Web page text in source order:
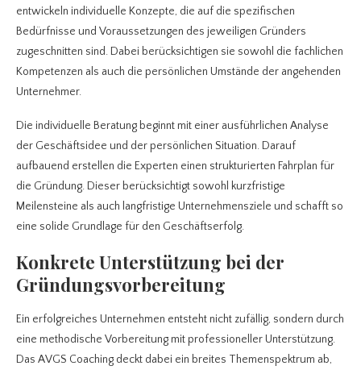
entwickeln individuelle Konzepte, die auf die spezifischen
Bedürfnisse und Voraussetzungen des jeweiligen Gründers
zugeschnitten sind. Dabei berücksichtigen sie sowohl die fachlichen
Kompetenzen als auch die persönlichen Umstände der angehenden
Unternehmer.
Die individuelle Beratung beginnt mit einer ausführlichen Analyse
der Geschäftsidee und der persönlichen Situation. Darauf
aufbauend erstellen die Experten einen strukturierten Fahrplan für
die Gründung. Dieser berücksichtigt sowohl kurzfristige
Meilensteine als auch langfristige Unternehmensziele und schafft so
eine solide Grundlage für den Geschäftserfolg.
Konkrete Unterstützung bei der
Gründungsvorbereitung
Ein erfolgreiches Unternehmen entsteht nicht zufällig, sondern durch
eine methodische Vorbereitung mit professioneller Unterstützung.
Das AVGS Coaching deckt dabei ein breites Themenspektrum ab,